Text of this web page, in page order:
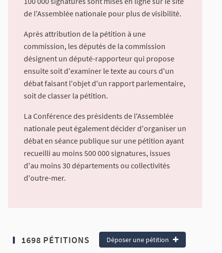
de l'Assemblée nationale pour plus de visibilité.
Après attribution de la pétition à une
commission, les députés de la commission
désignent un député-rapporteur qui propose
ensuite soit d'examiner le texte au cours d'un
débat faisant l'objet d'un rapport parlementaire,
soit de classer la pétition.
La Conférence des présidents de l'Assemblée
nationale peut également décider d'organiser un
débat en séance publique sur une pétition ayant
recueilli au moins 500 000 signatures, issues
d'au moins 30 départements ou collectivités
d'outre-mer.
1698 PÉTITIONS Déposer une pétition